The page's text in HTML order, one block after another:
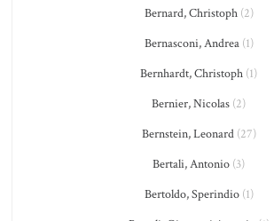
Bernard, Christoph(2)
Bernasconi, Andrea(1)
Bernhardt, Christoph (1)
Bernier, Nicolas (2)
Bernstein, Leonard(27)
Bertali, Antonio (3)
Bertoldo, Sperindio(1)